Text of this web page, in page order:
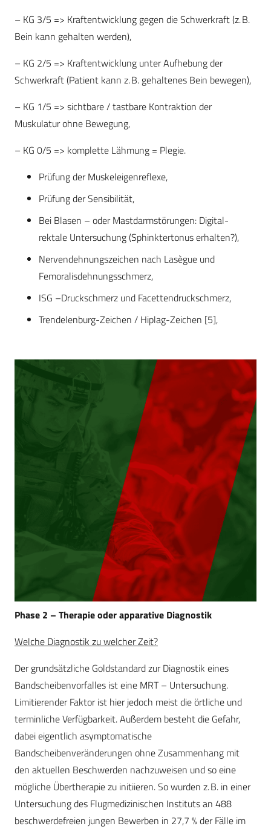
– KG 3/5 => Kraftentwicklung gegen die Schwerkraft (z. B.
Bein kann gehalten werden),
– KG 2/5 => Kraftentwicklung unter Aufhebung der
Schwerkraft (Patient kann z. B. gehaltenes Bein bewegen),
– KG 1/5 => sichtbare / tastbare Kontraktion der
Muskulatur ohne Bewegung,
– KG 0/5 => komplette Lähmung = Plegie.
Prüfung der Muskeleigenreflexe,
Prüfung der Sensibilität,
Bei Blasen – oder Mastdarmstörungen: Digital-
rektale Untersuchung (Sphinktertonus erhalten?),
Nervendehnungszeichen nach Lasègue und
Femoralisdehnungsschmerz,
ISG –Druckschmerz und Facettendruckschmerz,
Trendelenburg-Zeichen / Hiplag-Zeichen [5],
Phase 2 – Therapie oder apparative Diagnostik
Welche Diagnostik zu welcher Zeit?
Der grundsätzliche Goldstandard zur Diagnostik eines
Bandscheibenvorfalles ist eine MRT – Untersuchung.
Limitierender Faktor ist hier jedoch meist die örtliche und
terminliche Verfügbarkeit. Außerdem besteht die Gefahr,
dabei eigentlich asymptomatische
Bandscheibenveränderungen ohne Zusammenhang mit
den aktuellen Beschwerden nachzuweisen und so eine
mögliche Übertherapie zu initiieren. So wurden z. B. in einer
Untersuchung des Flugmedizinischen Instituts an 488
beschwerdefreien jungen Bewerben in 27,7 % der Fälle im